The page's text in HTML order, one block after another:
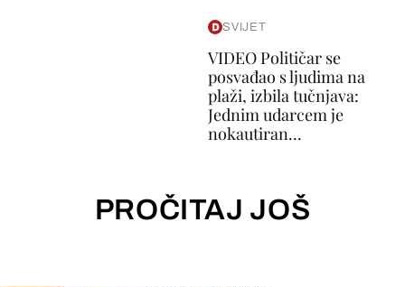
SVIJET
VIDEO Političar se
posvađao s ljudima na
plaži, izbila tučnjava:
Jednim udarcem je
nokautiran...
PROČITAJ JOŠ